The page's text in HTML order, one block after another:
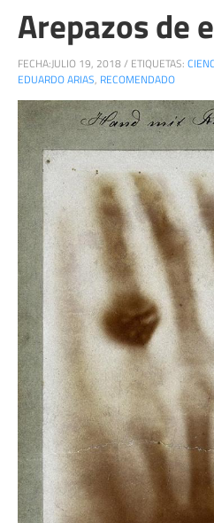
Arepazos de
FECHA:JULIO 19, 2018/ ETIQUETAS:
EDUARDO ARIAS, RECOMENDADO